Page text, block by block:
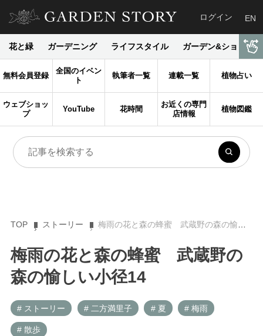
ログイン EN
花と緑 ガーデニング ライフスタイル ガーデン&ショップ
無料会員登録
全国のイベン
ト
執筆者一覧 連載一覧 植物占い
ウェブショッ
プ
YouTube 花時間
お近くの専門
店情報
植物図鑑
TOP ストーリー 梅雨の花と森の蜂蜜 武蔵野の森の愉しい小径14
梅雨の花と森の蜂蜜 武蔵野の
森の愉しい小径14
# ストーリー # 二方満里子 # 夏 # 梅雨
# 散歩